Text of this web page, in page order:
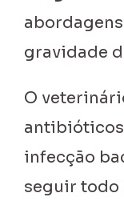
gravidade
O
infecção
seguir todo